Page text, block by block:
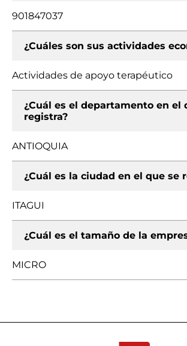
901847037
¿Cuáles son sus actividades
Actividades de apoyo terapéutico
¿Cuál es el departamento en el
registra?
ANTIOQUIA
¿Cuál es la ciudad en el que se
ITAGUI
¿Cuál es el tamaño de la
MICRO